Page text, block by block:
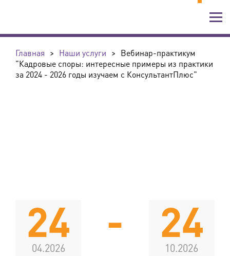
Главная > Наши услуги > Вебинар-практикум
"Кадровые споры: интересные примеры из практики
за 2024 - 2026 годы изучаем с КонсультантПлюс"
24
04.2026
- 24
10.2026